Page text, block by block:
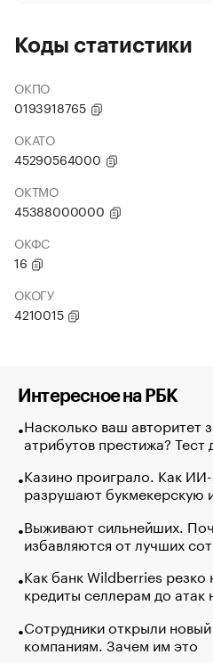
Коды статистики
ОКПО
0193918765
ОКАТО
45290564000
ОКТМО
45388000000
ОКФС
16
ОКОГУ
4210015
Интересное на РБК
Насколько ваш авторитет
атрибутов престижа? Тест
Казино проиграло. Как
разрушают букмекерскую
Выживают сильнейших.
избавляются от лучших
Как банк Wildberries резко
кредиты селлерам до атак
Сотрудники открыли
компаниям. Зачем им это